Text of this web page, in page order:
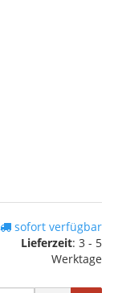
sofort verfügbar
Lieferzeit: 3 - 5
Werktage